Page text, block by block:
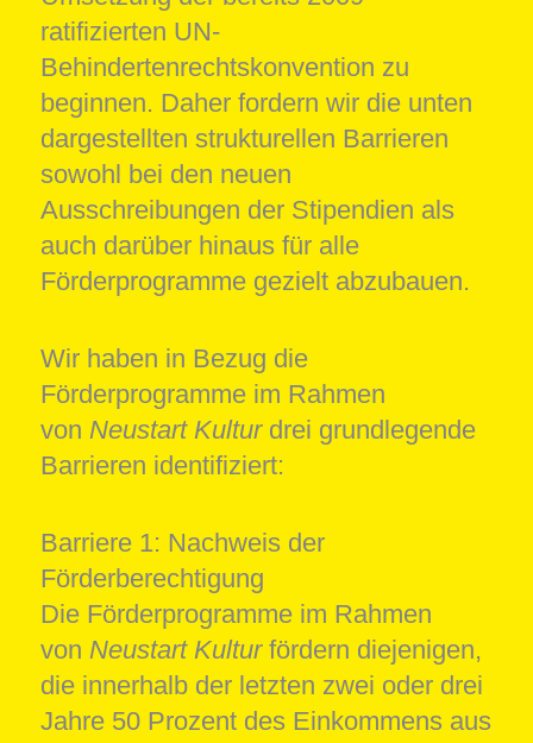
ratifizierten UN-
Behindertenrechtskonvention zu
beginnen. Daher fordern wir die unten
dargestellten strukturellen Barrieren
sowohl bei den neuen
Ausschreibungen der Stipendien als
auch darüber hinaus für alle
Förderprogramme gezielt abzubauen.
Wir haben in Bezug die
Förderprogramme im Rahmen
von Neustart Kulturdrei grundlegende
Barrieren identifiziert:
Barriere 1: Nachweis der
Förderberechtigung
Die Förderprogramme im Rahmen
von Neustart Kulturfördern diejenigen,
die innerhalb der letzten zwei oder drei
Jahre 50 Prozent des Einkommens aus